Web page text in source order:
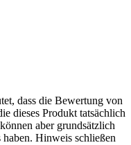
dass die Bewertung von
dieses Produkt tatsächlich
aber grundsätzlich
Hinweis schließen